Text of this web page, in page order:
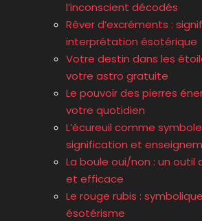
l’inconscient décodés
Rêver d’excréments :
interprétation ésotérique
Votre destin dans les
votre astro gratuite
Le pouvoir des pierres
votre quotidien
L’écureuil comme
signification et
La boule oui/non : un outil
et efficace
Le rouge rubis :
ésotérisme